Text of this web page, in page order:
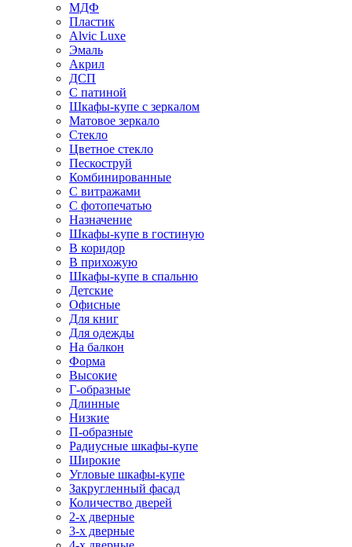
МДФ
Пластик
Alvic Luxe
Эмаль
Акрил
ДСП
С патиной
Шкафы-купе с зеркалом
Матовое зеркало
Стекло
Цветное стекло
Пескоструй
Комбинированные
С витражами
С фотопечатью
Назначение
Шкафы-купе в гостиную
В коридор
В прихожую
Шкафы-купе в спальню
Детские
Офисные
Для книг
Для одежды
На балкон
Форма
Высокие
Г-образные
Длинные
Низкие
П-образные
Радиусные шкафы-купе
Широкие
Угловые шкафы-купе
Закругленный фасад
Количество дверей
2-х дверные
3-х дверные